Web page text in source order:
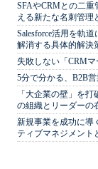
SFAやCRMとの二
える新たな名刺管理
Salesforce活用を軌
解消する具体的解決
失敗しない「CRM
5分で分かる、B2B
「大企業の壁」を
の組織とリーダーの
新規事業を成功に導
ティブマネジメント